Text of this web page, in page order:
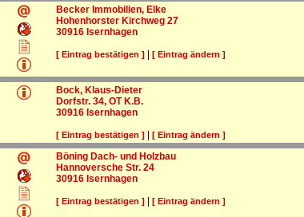
Becker Immobilien, Elke
Hohenhorster Kirchweg 27
30916 Isernhagen
[ Eintrag bestätigen ] [ Eintrag ändern ]
Bock, Klaus-Dieter
Dorfstr. 34, OT K.B.
30916 Isernhagen
[ Eintrag bestätigen ] [ Eintrag ändern ]
Böning Dach- und Holzbau
Hannoversche Str. 24
30916 Isernhagen
[ Eintrag bestätigen ] [ Eintrag ändern ]